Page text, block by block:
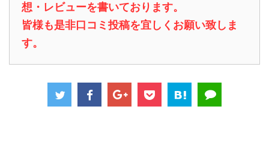
想・レビューを書いております。
皆様も是非口コミ投稿を宜しくお願い致しま
す。